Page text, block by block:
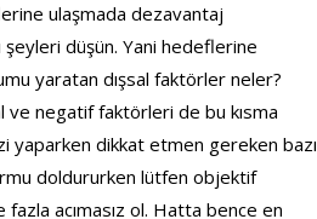
ulaşmada dezavantaj
şeyleri düşün. Yani hedeflerine
yaratan dışsal faktörler neler?
ve negatif faktörleri de bu kısma
yaparken dikkat etmen gereken bazı
doldururken lütfen objektif
fazla acımasız ol. Hatta bence en